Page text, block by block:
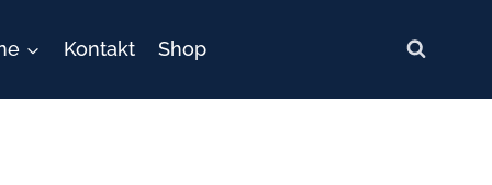
Kontakt Shop